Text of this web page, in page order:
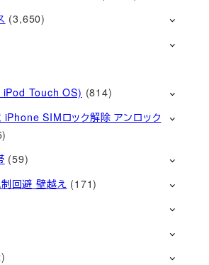
(3,650)
Touch OS) (814)
SIMロック解除 アンロック
(59)
回避 壁越え (171)